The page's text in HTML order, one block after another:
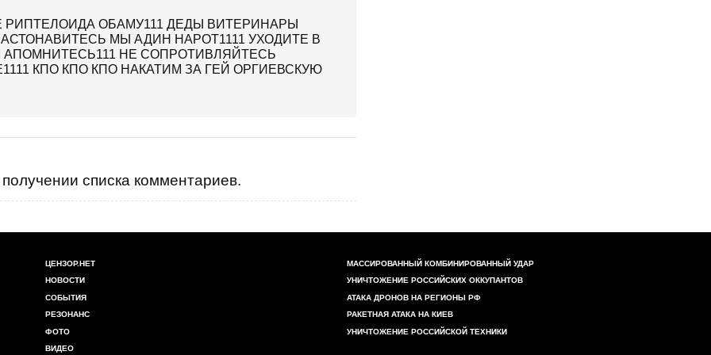
ОБАМУ111 ДЕДЫ ВИТЕРИНАРЫ
МЫ АДИН НАРОТ1111 УХОДИТЕ В
НЕ СОПРОТИВЛЯЙТЕСЬ
КПО КПО КПО НАКАТИМ ЗА ГЕЙ ОРГИЕВСКУЮ
списка комментариев.
ЦЕНЗОР.НЕТ
НОВОСТИ
СОБЫТИЯ
РЕЗОНАНС
ФОТО
ВИДЕО
МАССИРОВАННЫЙ КОМБИНИРОВАННЫЙ УДАР
УНИЧТОЖЕНИЕ РОССИЙСКИХ ОККУПАНТОВ
АТАКА ДРОНОВ НА РЕГИОНЫ РФ
РАКЕТНАЯ АТАКА НА КИЕВ
УНИЧТОЖЕНИЕ РОССИЙСКОЙ ТЕХНИКИ